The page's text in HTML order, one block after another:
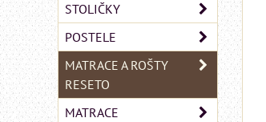
STOLIČKY
POSTELE
MATRACE A ROŠTY
RESETO
MATRACE